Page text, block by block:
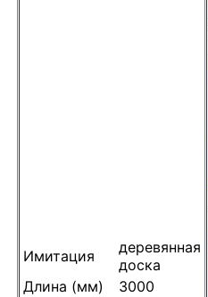
Имитация
деревянная
доска
Длина (мм)
3000